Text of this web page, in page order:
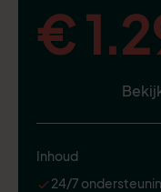
€
Inhoud
24/7